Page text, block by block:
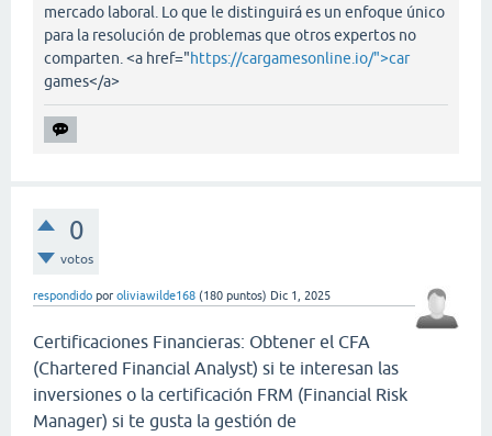
mercado laboral. Lo que le distinguirá es un enfoque único
para la resolución de problemas que otros expertos no
comparten. <a href="https://cargamesonline.io/">car
games</a>
0
votos
respondido por oliviawilde168 (180 puntos) Dic 1, 2025
Certificaciones Financieras: Obtener el CFA
(Chartered Financial Analyst) si te interesan las
inversiones o la certificación FRM (Financial Risk
Manager) si te gusta la gestión de